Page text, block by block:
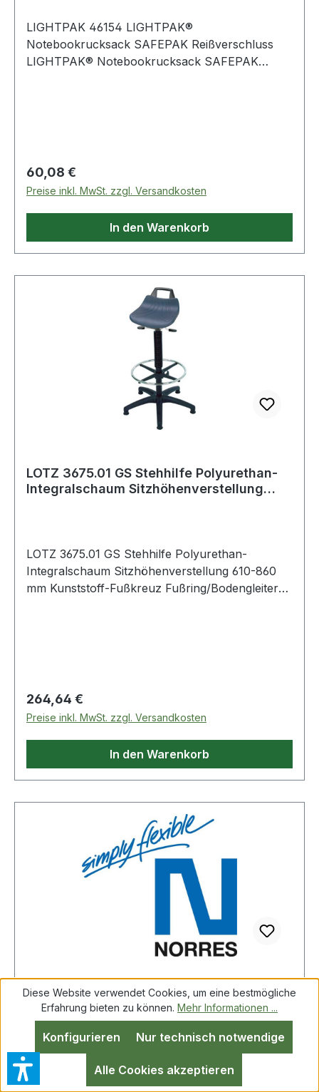
LIGHTPAK 46154 LIGHTPAK®
Notebookrucksack SAFEPAK Reißverschluss
LIGHTPAK® Notebookrucksack SAFEPAK
Regulärer Preis:
60,08 €
Preise inkl. MwSt. zzgl. Versandkosten
In den Warenkorb
LOTZ 3675.01 GS Stehhilfe Polyurethan-
Integralschaum Sitzhöhenverstellung
LOTZ 3675.01 GS Stehhilfe Polyurethan-
Integralschaum Sitzhöhenverstellung 610-860
mm Kunststoff-Fußkreuz Fußring/Bodengleiter
Regulärer Preis:
264,64 €
Preise inkl. MwSt. zzgl. Versandkosten
In den Warenkorb
NORRES 33300400007-10
Polyurethanschlauch Innen-Ø 40 mm
Länge 10 m
NORRES 33300400007-10 Polyurethanschlauch
Diese Website verwendet Cookies, um eine bestmögliche
Erfahrung bieten zu können. Mehr Informationen ...
Nur technisch notwendige
Konfigurieren
Alle Cookies akzeptieren